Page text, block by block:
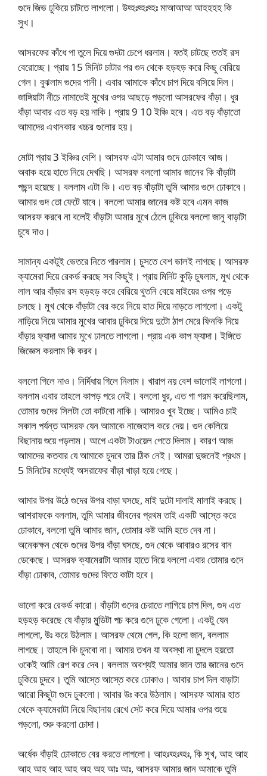
গুদে জিভ ঢুকিয়ে চাটতে লাগলো। উহ্হঃহ্হঃহ্হঃ মাআআআ আহহহহ কি
সুখ।
আসরফের কাঁধে পা তুলে দিয়ে গুদটা চেপে ধরলাম। যতই চাটছে ততই রস
বেরোচ্ছে। প্রায় 15 মিনিট চাটার পর গুদ থেকে হড়হড় করে কিছু বেরিয়ে
গেল। বুঝলাম গুদের পানী। এবার আমাকে কাঁধে চাপ দিয়ে বসিয়ে দিল।
জাঙ্গিয়াটা নীচে নামাতেই মুখের ওপর আছড়ে পড়লো আসরফের বাঁড়া। ধুর
বাঁড়া আবার এত বড় হয় নাকি। প্রায় 9 10 ইঞ্চি হবে। এত বড় বাঁড়াতো
আমাদের এখানকার খচ্চর গুলোর হয়।
মোটা প্রায় 3 ইঞ্চির বেশি। আসরফ এটা আমার গুদে ঢোকাবে আজ।
অবাক হয়ে হাতে নিয়ে দেখছি। আসরফ বললো আমার জানের কি বাঁড়াটা
পছন্দ হয়েছে। বললাম এটা কি। এত বড় বাঁড়াটা তুমি আমার গুদে ঢোকাবে।
আমার গুদ তো ফেটে যাবে। বললো আমার জানের কষ্ট হবে এমন কাজ
আসরফ করবে না বলেই বাঁড়াটা আমার মুখে ঠেলে ঢুকিয়ে বললো জানু বাড়াটা
চুষে দাও।
সামান্য একটুই ভেতরে নিতে পারলাম। চুসতে বেশ ভালই লাগছে। আসরফ
ক্যামেরা দিয়ে রেকর্ড করছে সব কিছুই। প্রায় মিনিট কুড়ি চুষলাম, মুখ থেকে
লাল আর বাঁড়ার রস হড়হড় করে বেরিয়ে থুতনি বেয়ে মাইয়ের ওপর পড়ে
চলছে। মুখ থেকে বাঁড়াটা বের করে নিয়ে হাত দিয়ে নাড়তে লাগলো। একটু
নাড়িয়ে নিয়ে আমার মুখের আবার ঢুকিয়ে দিয়ে দুটো ঠাপ মেরে ফিনকি দিয়ে
বাঁড়ার ফ্যাদা আমার মুখে ঢালতে লাগলো। প্রায় এক কাপ ফ্যাদা। ইঙ্গিতে
জিজ্ঞেস করলাম কি করব।
বললো গিলে নাও। নির্দিধায় গিলে নিলাম। খারাপ নয় বেশ ভালোই লাগলো।
বললাম এবার তাহলে কাপড় পরে নেই। বললো ধুর, এত গা গরম করেছিলাম,
তোমার গুদের সিলটা তো কাটবো নাকি। আমারও খুব ইচ্ছে। আমিও চাই
সকাল পর্যন্ত আসরফ যেন আমাকে নাজেহাল করে দেয়। গুদ কেলিয়ে
বিছানায় শুয়ে পড়লাম। আগে একটা টাওয়েল পেতে দিলাম। কারণ আজ
আমাদের কতবার যে আমাকে চুদবে তার ঠিক নেই। আমরা দুজনেই প্রথম।
5 মিনিটের মধ্যেই অসরাফের বাঁড়া খাড়া হয়ে গেছে।
আমার উপর উঠে গুদের উপর বাড়া ঘসছে, মাই দুটো দালাই মালাই করছে।
আশরাফকে বললাম, তুমি আমার জীবনের প্রথম তাই একটি আস্তে করে
ঢোকাবে, বললো তুমি আমার জান, তোমার কষ্ট আমি হতে দেব না।
অনেকক্ষন থেকে গুদের উপর বাঁড়া ঘসছে, গুদ থেকে আবারও রসের বান
ডেকেছে। আসরফ ক্যামেরাটা আমার হাতে দিয়ে বললো এবার তোমার গুদে
বাঁড়া ঢোকাব, তোমার গুদের ফিতে কাটা হবে।
ভালো করে রেকর্ড কারো। বাঁড়াটা গুদের চেরাতে লাগিয়ে চাপ দিল, গুদ এত
হড়হড় করেছে যে বাঁড়ার মুন্ডিটা পচ করে গুদে ঢুকে গেলো। একটু যেন
লাগলো, উঃ করে উঠলাম। আসরফ থেমে গেল, কি হলো জান, বললাম
লাগছে। তাহলে কি চুদবো না। আমার তখন যা অবস্থা না চুদলে হয়তো
ওকেই আমি রেপ করে দেব। বললাম অবশ্যই আমার জান তার জানের গুদে
ঢুকিয়ে চুদবে। তুমি আস্তে আস্তে করে ঢোকাও। আবার চাপ দিল বাড়াটা
আরো কিছুটা গুদে ঢুকলো। আবার উঃ করে উঠলাম। আসরফ আমার হাত
থেকে ক্যামেরাটা নিয়ে বিছানায় রেখে সেট করে দিয়ে আমার ওপর শুয়ে
পড়লো, শুরু করলো চোদা।
অর্ধেক বাঁড়াই ঢোকাতে বের করতে লাগলো। আহঃহ্হঃহ্হঃ, কি সুখ, আহ আহ
আহ আহ আহ আহ অহ অহ আঃ আঃ, আসরফ আমার জান আমাকে তুমি